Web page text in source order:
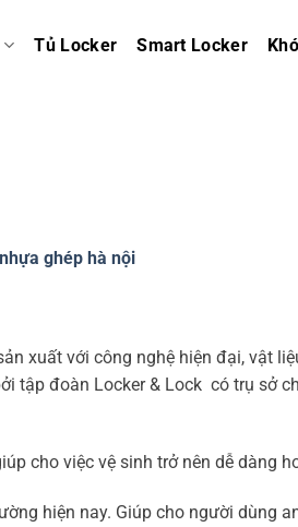
Tủ Locker Smart Locker
ghép hà nội
xuất với công nghệ hiện đại, vật
tập đoàn Locker & Lock có trụ sở
cho việc vệ sinh trở nên dễ dàng
hiện nay. Giúp cho người dùng